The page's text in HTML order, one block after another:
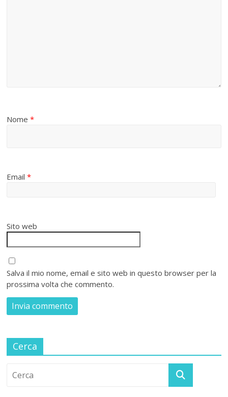
Nome*
Email*
Sito web
Salva il mio nome, email e sito web in questo browser per la
prossima volta che commento.
Cerca